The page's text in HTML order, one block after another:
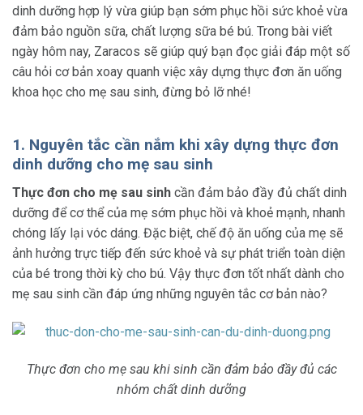
dinh dưỡng hợp lý vừa giúp bạn sớm phục hồi sức khoẻ vừa
đảm bảo nguồn sữa, chất lượng sữa bé bú. Trong bài viết
ngày hôm nay, Zaracos sẽ giúp quý bạn đọc giải đáp một số
câu hỏi cơ bản xoay quanh việc xây dựng thực đơn ăn uống
khoa học cho mẹ sau sinh, đừng bỏ lỡ nhé!
1. Nguyên tắc cần nắm khi xây dựng thực đơn
dinh dưỡng cho mẹ sau sinh
Thực đơn cho mẹ sau sinh cần đảm bảo đầy đủ chất dinh
dưỡng để cơ thể của mẹ sớm phục hồi và khoẻ mạnh, nhanh
chóng lấy lại vóc dáng. Đặc biệt, chế độ ăn uống của mẹ sẽ
ảnh hưởng trực tiếp đến sức khoẻ và sự phát triển toàn diện
của bé trong thời kỳ cho bú. Vậy thực đơn tốt nhất dành cho
mẹ sau sinh cần đáp ứng những nguyên tắc cơ bản nào?
Thực đơn cho mẹ sau khi sinh cần đảm bảo đầy đủ các
nhóm chất dinh dưỡng